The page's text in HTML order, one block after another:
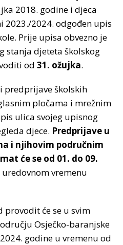
2018. godine i djeca
2023./2024. odgođen upis
Prije upisa obvezno je
stanja djeteta školskog
od 31. ožujka.
predprijave školskih
pločama i mrežnim
ulica svojeg upisnog
djece. Predprijave u
i njihovim područnim
će se od 01. do 09.
uredovnom vremenu
provodit će se u svim
Osječko-baranjske
godine u vremenu od